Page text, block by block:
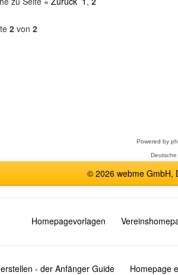
2 von 2
Powered by
© 2026 webme GmbH,
Homepagevorlagen
- der Anfänger Guide Homepage